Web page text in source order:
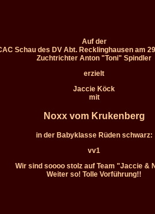
Auf der
Schau des DV Abt. Recklinghausen am
Zuchtrichter Anton "Toni" Spindler
erzielt
Jaccie Köck
mit
Noxx vom Krukenberg
in der Babyklasse Rüden schwarz:
vv1
Wir sind soooo stolz auf Team "Jaccie &
Weiter so! Tolle Vorführung!!